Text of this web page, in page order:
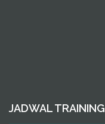
JADWAL TRAINING